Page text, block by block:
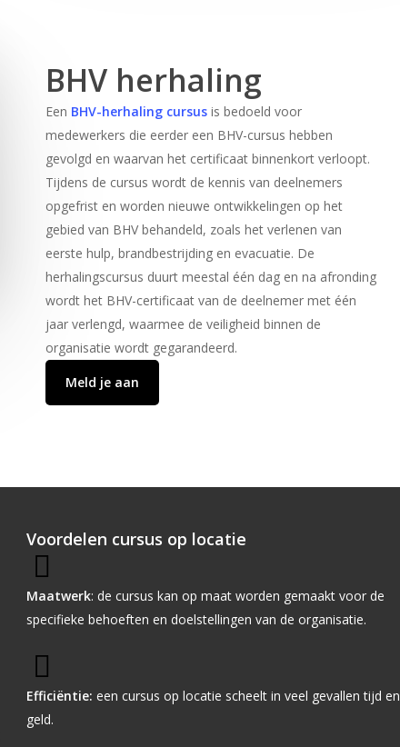
BHV herhaling
Een BHV-herhaling cursus is bedoeld voor
medewerkers die eerder een BHV-cursus hebben
gevolgd en waarvan het certificaat binnenkort verloopt.
Tijdens de cursus wordt de kennis van deelnemers
opgefrist en worden nieuwe ontwikkelingen op het
gebied van BHV behandeld, zoals het verlenen van
eerste hulp, brandbestrijding en evacuatie. De
herhalingscursus duurt meestal één dag en na afronding
wordt het BHV-certificaat van de deelnemer met één
jaar verlengd, waarmee de veiligheid binnen de
organisatie wordt gegarandeerd.
Meld je aan
Voordelen cursus op locatie
Maatwerk: de cursus kan op maat worden gemaakt voor de
specifieke behoeften en doelstellingen van de organisatie.
Efficiëntie: een cursus op locatie scheelt in veel gevallen tijd en
geld.